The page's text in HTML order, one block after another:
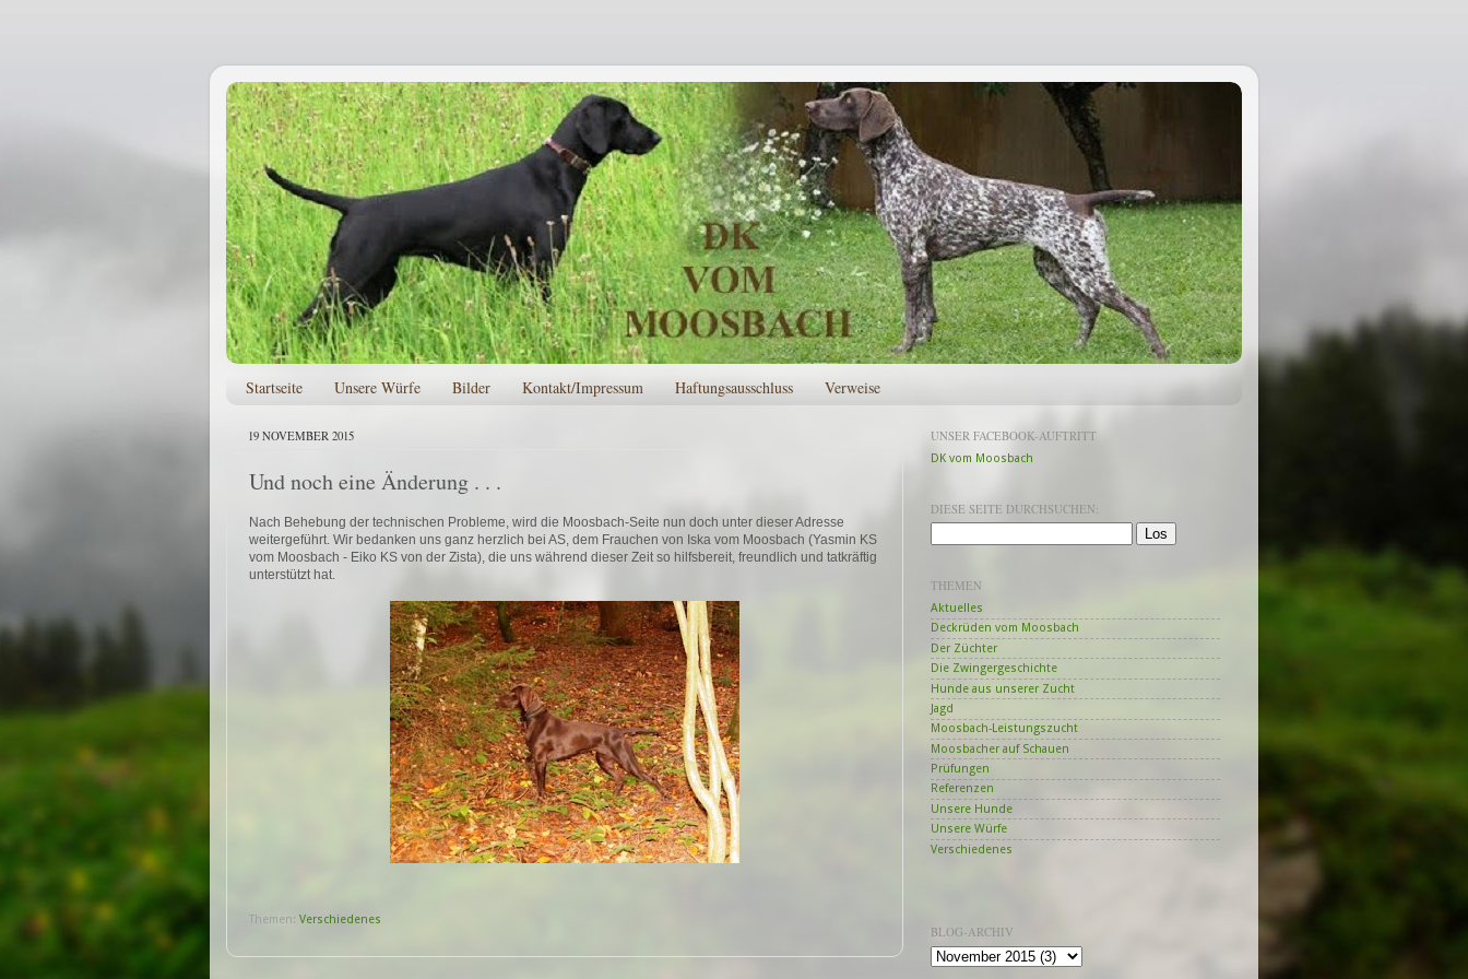
Startseite Unsere Würfe Bilder Kontakt/Impressum Haftungsausschluss Verweise
19 NOVEMBER 2015
Und noch eine Änderung . . .
Nach Behebung der technischen Probleme, wird die Moosbach-Seite nun doch unter dieser Adresse
weitergeführt. Wir bedanken uns ganz herzlich bei AS, dem Frauchen von Iska vom Moosbach (Yasmin KS
vom Moosbach - Eiko KS von der Zista), die uns während dieser Zeit so hilfsbereit, freundlich und tatkräftig
unterstützt hat.
Themen: Verschiedenes
UNSER FACEBOOK-AUFTRITT
DK vom Moosbach
DIESE SEITE DURCHSUCHEN:
THEMEN
Aktuelles
Deckrüden vom Moosbach
Der Züchter
Die Zwingergeschichte
Hunde aus unserer Zucht
Jagd
Moosbach-Leistungszucht
Moosbacher auf Schauen
Prüfungen
Referenzen
Unsere Hunde
Unsere Würfe
Verschiedenes
BLOG-ARCHIV